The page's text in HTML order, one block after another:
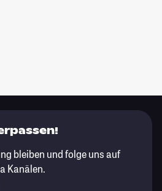
bleiben und folge uns auf
Kanälen.